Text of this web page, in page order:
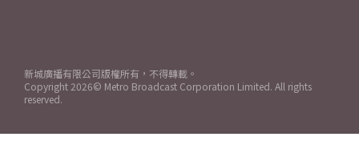
新城廣播有限公司版權所有，不得轉載。
Copyright 2026© Metro Broadcast Corporation Limited. All rights
reserved.